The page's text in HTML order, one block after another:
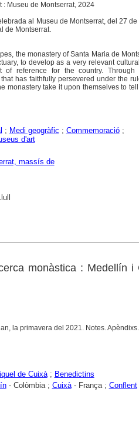
: Museu de Montserrat, 2024
al Museu de Montserrat, del 27 de
de Montserrat.
the monastery of Santa Maria de
to develop as a very relevant
reference for the country. Through
has faithfully persevered under the
monastery take it upon themselves to
; Medi geogràfic ; Commemoració;
d'art
massís de
monàstica : Medellín i
la primavera del 2021. Notes. Apèndixs.
de Cuixà; Benedictins
- Colòmbia ; Cuixà- França ; Conflent